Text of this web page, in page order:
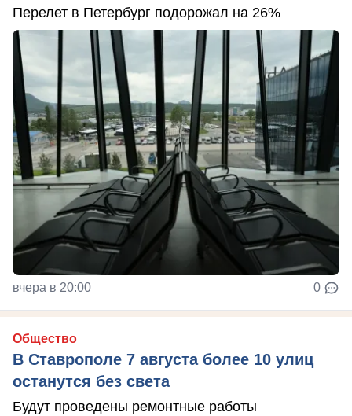
Перелет в Петербург подорожал на 26%
вчера в 20:00 0
Общество
В Ставрополе 7 августа более 10 улиц
останутся без света
Будут проведены ремонтные работы